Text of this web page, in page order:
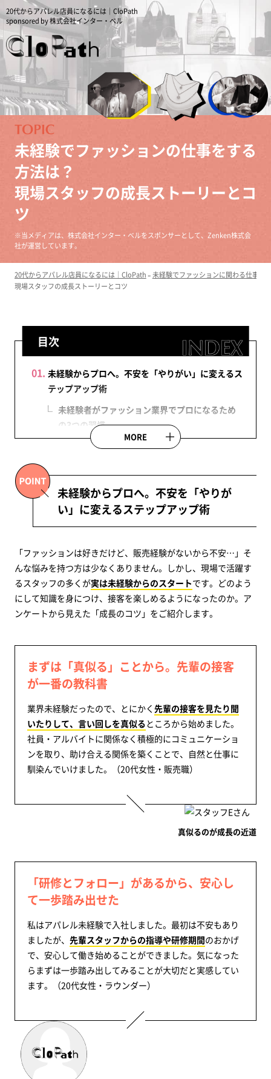
20代からアパレル店員になるには｜CloPath
sponsored by 株式会社インター・ベル
未経験でファッションの仕事をする
方法は？
現場スタッフの成長ストーリーとコ
ツ
※当メディアは、株式会社インター・ベルをスポンサーとして、Zenken株式会
社が運営しています。
20代からアパレル店員になるには｜CloPath»未経験でファッションに関わる仕事を
現場スタッフの成長ストーリーとコツ
目次
未経験からプロへ。不安を「やりがい」に変えるス
テップアップ術
未経験者がファッション業界でプロになるため
の3つの習慣
MORE
未経験からプロへ。不安を「やりが
い」に変えるステップアップ術
「ファッションは好きだけど、販売経験がないから不安…」そ
んな悩みを持つ方は少なくありません。しかし、現場で活躍す
るスタッフの多くが実は未経験からのスタートです。どのよう
にして知識を身につけ、接客を楽しめるようになったのか。ア
ンケートから見えた「成長のコツ」をご紹介します。
まずは「真似る」ことから。先輩の接客
が一番の教科書
業界未経験だったので、とにかく 先輩の接客を見たり聞
いたりして、言い回しを真似るところから始めました。
社員・アルバイトに関係なく積極的にコミュニケーショ
ンを取り、助け合える関係を築くことで、自然と仕事に
馴染んでいけました。（20代女性・販売職）
真似るのが成長の近道
「研修とフォロー」があるから、安心し
て一歩踏み出せた
私はアパレル未経験で入社しました。最初は不安もあり
ましたが、 先輩スタッフからの指導や研修期間のおかげ
で、安心して働き始めることができました。気になった
らまずは一歩踏み出してみることが大切だと実感してい
ます。（20代女性・ラウンダー）